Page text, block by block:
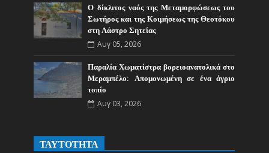
Ο δίκλιτος ναός της Μεταμορφώσεως του
Σωτήρος και της Κοιμήσεως της Θεοτόκου
στη Λάστρο Σητείας
Αυγ 05, 2026
Παραλία Χωματίστρα βορειοανατολικά στο
Μεραμπέλο: Απομονωμένη σε ένα άγριο
τοπίο
Αυγ 03, 2026
ΤΑΥΤΟΤΗΤΑ